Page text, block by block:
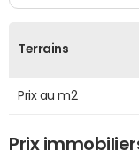
Terrains
Prix au m2
Prix